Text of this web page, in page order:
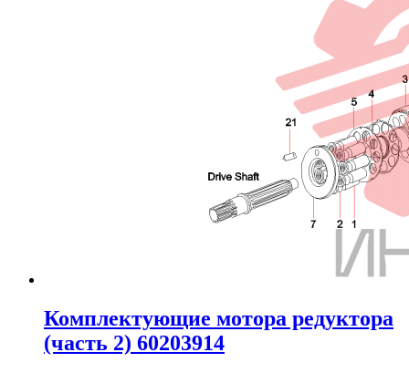
Комплектующие мотора редуктора
(часть 2) 60203914